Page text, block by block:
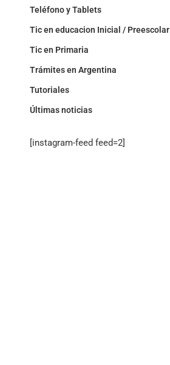
Teléfono y Tablets
Tic en educacion Inicial / Preescolar
Tic en Primaria
Trámites en Argentina
Tutoriales
Últimas noticias
[instagram-feed feed=2]